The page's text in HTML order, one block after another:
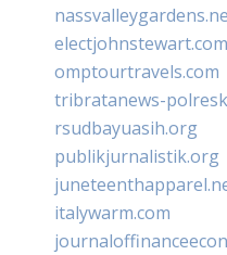
electjohnstewart.com
omptourtravels.com
tribratanews-
rsudbayuasih.org
publikjurnalistik.org
italywarm.com